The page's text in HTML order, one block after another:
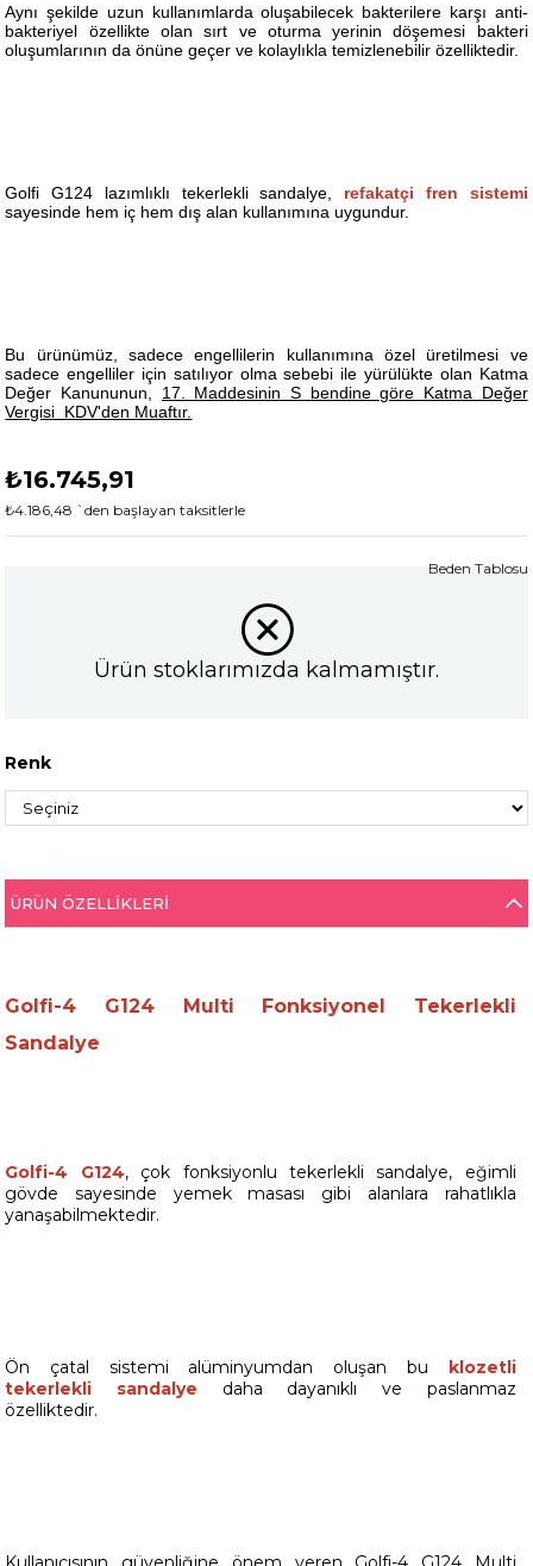
Aynı şekilde uzun kullanımlarda oluşabilecek bakterilere karşı anti-
bakteriyel özellikte olan sırt ve oturma yerinin döşemesi bakteri
oluşumlarının da önüne geçer ve kolaylıkla temizlenebilir özelliktedir.
Golfi G124 lazımlıklı tekerlekli sandalye, refakatçi fren sistemi
sayesinde hem iç hem dış alan kullanımına uygundur.
Bu ürünümüz, sadece engellilerin kullanımına özel üretilmesi ve
sadece engelliler için satılıyor olma sebebi ile yürülükte olan Katma
Değer Kanununun, 17. Maddesinin S bendine göre Katma Değer
Vergisi KDV'den Muaftır.
₺16.745,91
₺4.186,48 `den başlayan taksitlerle
Ürün stoklarımızda kalmamıştır.
Renk
Beden Tablosu
ÜRÜN ÖZELLIKLERI
Golfi-4 G124 Multi Fonksiyonel Tekerlekli
Sandalye
Golfi-4 G124, çok fonksiyonlu tekerlekli sandalye, eğimli
gövde sayesinde yemek masası gibi alanlara rahatlıkla
yanaşabilmektedir.
Ön çatal sistemi alüminyumdan oluşan bu klozetli
tekerlekli sandalye daha dayanıklı ve paslanmaz
özelliktedir.